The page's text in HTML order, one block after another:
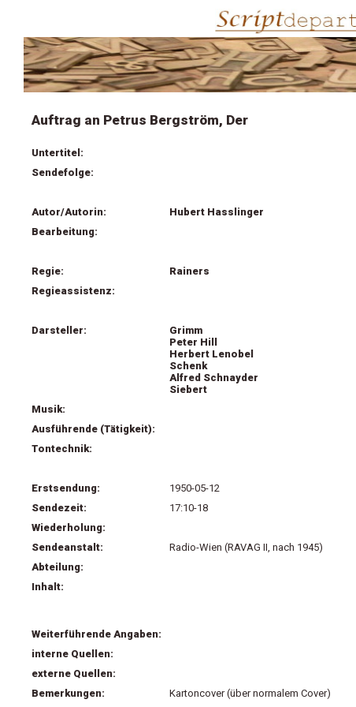
Auftrag an Petrus Bergström, Der
Untertitel:
Sendefolge:
Autor/Autorin:
Hubert Hasslinger
Bearbeitung:
Regie:
Rainers
Regieassistenz:
Darsteller:
Grimm
Peter Hill
Herbert Lenobel
Schenk
Alfred Schnayder
Siebert
Musik:
Ausführende (Tätigkeit):
Tontechnik:
Erstsendung:
1950-05-12
Sendezeit:
17:10-18
Wiederholung:
Sendeanstalt:
Radio-Wien (RAVAG II, nach 1945)
Abteilung:
Inhalt:
Weiterführende Angaben:
interne Quellen:
externe Quellen:
Bemerkungen:
Kartoncover (über normalem Cover)